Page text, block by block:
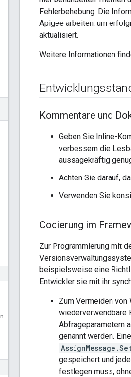
Fehlerbehebung. Die
Apigee arbeiten, um
aktualisiert.
Weitere Informationen
Kommentare und
Geben Sie Inline-
verbessern die
aussagekräftig
Achten Sie darauf,
Verwenden Sie
Codierung im
Zur Programmierung mit
beispielsweise eine
Entwickler sie mit ihr
Zum Vermeiden
wiederverwendbare
Abfrageparametern
genannt werden.
gespeichert und
festlegen muss,